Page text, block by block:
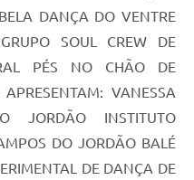
DANÇA DO VENTRE
SOUL CREW DE
PÉS NO CHÃO DE
VANESSA
JORDÃO INSTITUTO
DO JORDÃO BALÉ
DE DANÇA DE